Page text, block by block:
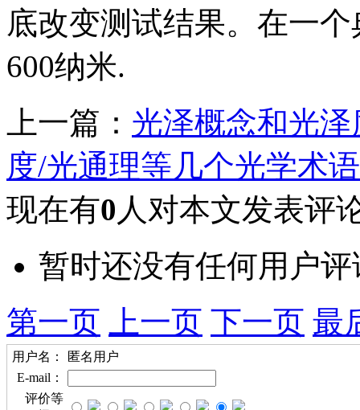
底改变测试结果。在一
600纳米.
上一篇： 光泽概念和光
度/光通理等几个光学术
现在有0 人对本文发表评
暂时还没有任何用户评
第一页
上一页 下一页 最
用户名：
匿名用户
E-mail：
评价等